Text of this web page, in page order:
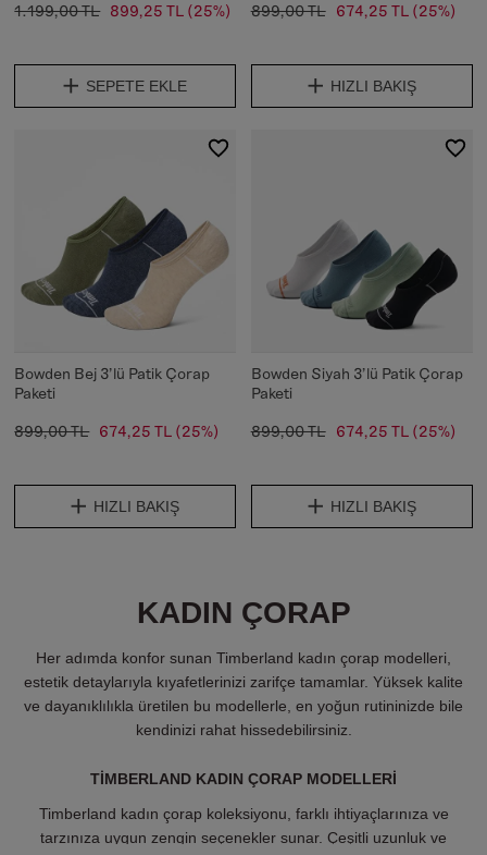
1.199,00 TL 899,25 TL (25%)
SEPETE EKLE
899,00 TL 674,25 TL (25%)
HIZLI BAKIŞ
Bowden Bej 3'lü Patik Çorap
Paketi
899,00 TL 674,25 TL (25%)
HIZLI BAKIŞ
Bowden Siyah 3'lü Patik Çorap
Paketi
899,00 TL 674,25 TL (25%)
HIZLI BAKIŞ
KADIN ÇORAP
Her adımda konfor sunan Timberland kadın çorap modelleri,
estetik detaylarıyla kıyafetlerinizi zarifçe tamamlar. Yüksek kalite
ve dayanıklılıkla üretilen bu modellerle, en yoğun rutininizde bile
kendinizi rahat hissedebilirsiniz.
TIMBERLAND KADIN ÇORAP MODELLERI
Timberland kadın çorap koleksiyonu, farklı ihtiyaçlarınıza ve
tarzınıza uygun zengin seçenekler sunar. Çeşitli uzunluk ve